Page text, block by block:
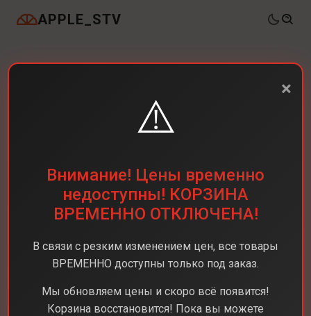
APPLE_STV
×
⚠️
Внимание! Цены временно
недоступны! КОРЗИНА
ВРЕМЕННО ОТКЛЮЧЕНА!
В связи с резким изменением цен, все товары
ВРЕМЕННО доступны только под заказ.
Мы обновляем цены и скоро всё появится!
Корзина восстановится! Пока вы можете